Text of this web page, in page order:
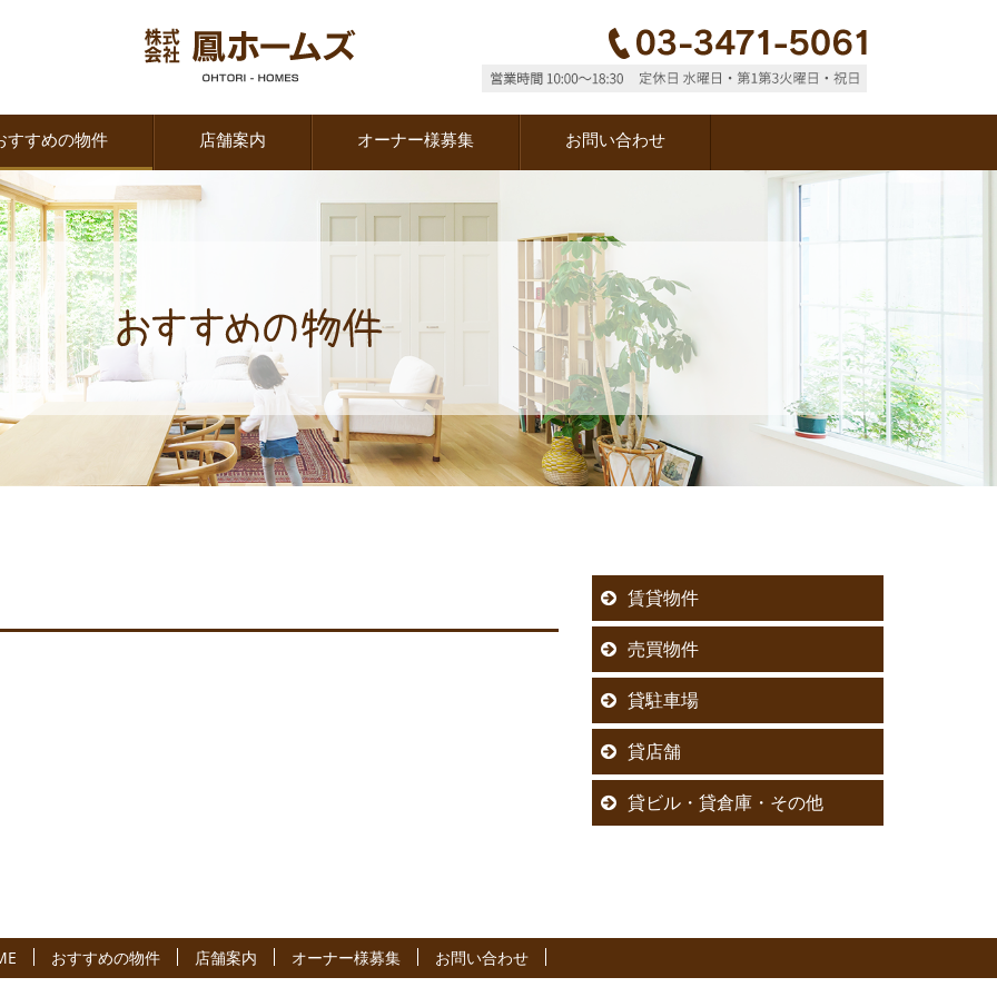
すすめの物件 店舗案内 オーナー様募集 お問い合わせ
賃貸物件
売買物件
貸駐車場
貸店舗
貸ビル・貸倉庫・その他
おすすめの物件 店舗案内 オーナー様募集 お問い合わせ